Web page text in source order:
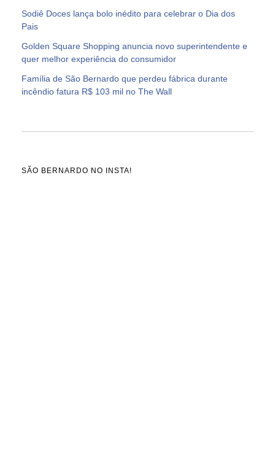
Sodiê Doces lança bolo inédito para celebrar o Dia dos
Pais
Golden Square Shopping anuncia novo superintendente e
quer melhor experiência do consumidor
Família de São Bernardo que perdeu fábrica durante
incêndio fatura R$ 103 mil no The Wall
SÃO BERNARDO NO INSTA!